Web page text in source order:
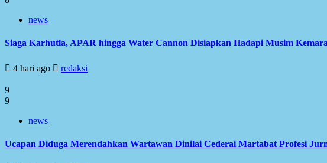
news
Siaga Karhutla, APAR hingga Water Cannon Disiapkan Hadapi Musim
4 hari ago redaksi
9
9
news
Ucapan Diduga Merendahkan Wartawan Dinilai Cederai Martabat Profesi